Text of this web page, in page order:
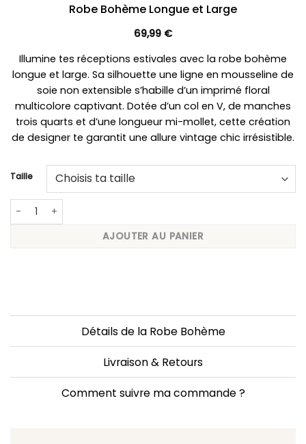
Robe Bohème Longue et Large
69,99 €
Illumine tes réceptions estivales avec la robe bohème
longue et large. Sa silhouette une ligne en mousseline de
soie non extensible s’habille d’un imprimé floral
multicolore captivant. Dotée d’un col en V, de manches
trois quarts et d’une longueur mi-mollet, cette création
de designer te garantit une allure vintage chic irrésistible.
Taille
quantité de Robe Bohème Longue et Large
AJOUTER AU PANIER
Détails de la Robe Bohème
Livraison & Retours
Comment suivre ma commande ?